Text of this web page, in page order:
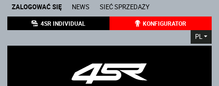
ZALOGOWAĆ SIĘ NEWS SIEĆ SPRZEDAŻY
4SR INDIVIDUAL KONFIGURATOR
PL